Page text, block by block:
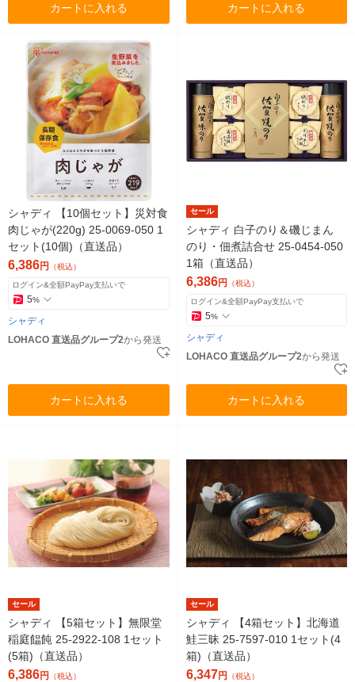
カートに入れる カートに入れる
シャディ 【10個セット】災対食
肉じゃが(220g) 25-0069-050 1
セット(10個)（直送品）
6,386円 （税込）
ログイン&全額PayPay支払いで
5%
シャディ
LOHACO 直送品グループ2から発送
カートに入れる
セール
シャディ 白子のり＆磯じまん
のり・佃煮詰合せ 25-0454-050
1箱（直送品）
6,386円 （税込）
ログイン&全額PayPay支払いで
5%
シャディ
LOHACO 直送品グループ2から発送
カートに入れる
セール
シャディ 【5箱セット】無限堂
稲庭饂飩 25-2922-108 1セット
(5箱)（直送品）
6,386円 （税込）
セール
シャディ 【4箱セット】北海道
鮭三昧 25-7597-010 1セット(4
箱)（直送品）
6,347円 （税込）